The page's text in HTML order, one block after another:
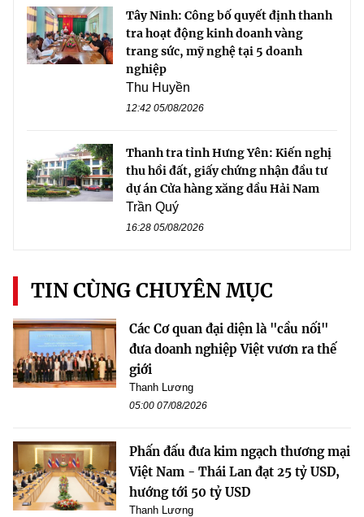
Tây Ninh: Công bố quyết định thanh
tra hoạt động kinh doanh vàng
trang sức, mỹ nghệ tại 5 doanh
nghiệp
Thu Huyền
12:42 05/08/2026
Thanh tra tỉnh Hưng Yên: Kiến nghị
thu hồi đất, giấy chứng nhận đầu tư
dự án Cửa hàng xăng dầu Hải Nam
Trần Quý
16:28 05/08/2026
TIN CÙNG CHUYÊN MỤC
Các Cơ quan đại diện là "cầu nối"
đưa doanh nghiệp Việt vươn ra thế
giới
Thanh Lương
05:00 07/08/2026
Phấn đấu đưa kim ngạch thương mại
Việt Nam - Thái Lan đạt 25 tỷ USD,
hướng tới 50 tỷ USD
Thanh Lương